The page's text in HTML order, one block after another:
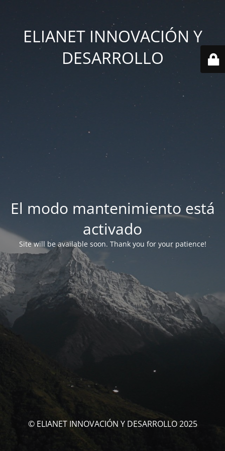
ELIANET INNOVACIÓN Y
DESARROLLO
El modo mantenimiento está
activado
Site will be available soon. Thank you for your patience!
© ELIANET INNOVACIÓN Y DESARROLLO 2025